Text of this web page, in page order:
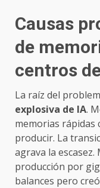
Causas
de
centros
La raíz del
explosiva de IA.
memorias rápidas
producir. La
agrava la
producción por
balances pero